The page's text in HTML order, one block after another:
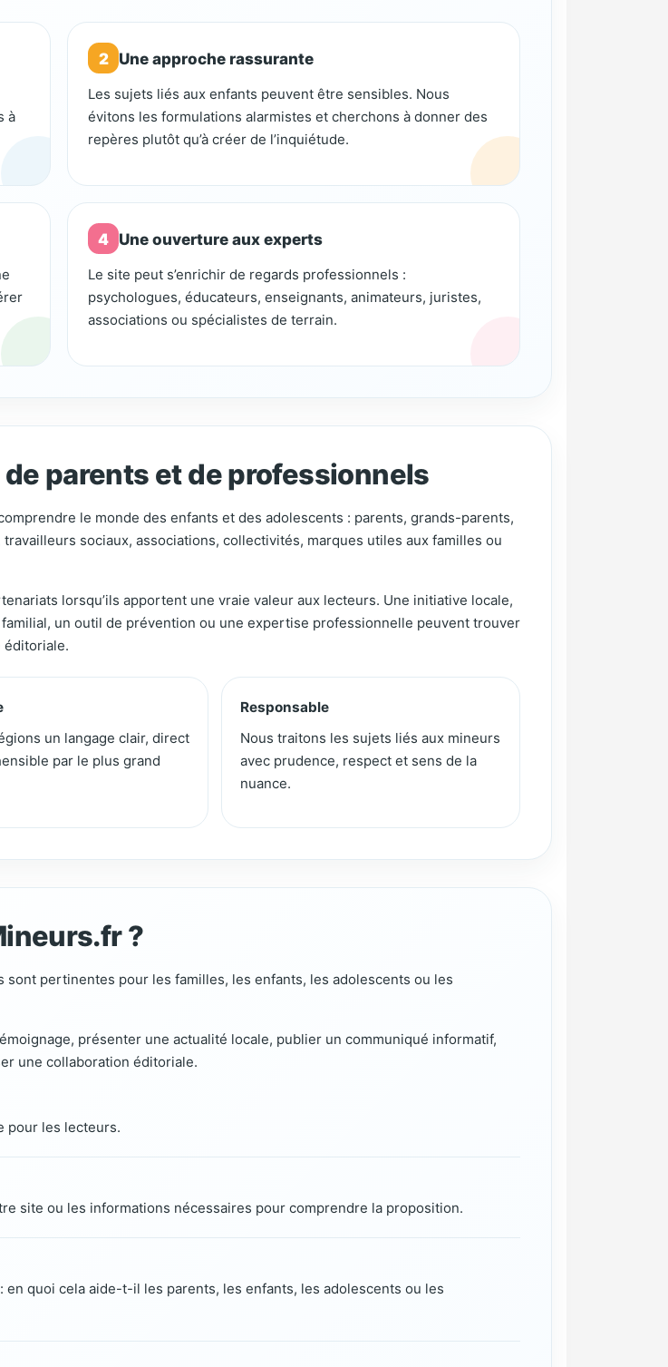
à
2 Une approche rassurante
Les sujets liés aux enfants peuvent être sensibles. Nous
évitons les formulations alarmistes et cherchons à donner des
repères plutôt qu’à créer de l’inquiétude.
4 Une ouverture aux experts
Le site peut s’enrichir de regards professionnels :
psychologues, éducateurs, enseignants, animateurs, juristes,
associations ou spécialistes de terrain.
parents et de professionnels
le monde des enfants et des adolescents : parents, grands-parents,
sociaux, associations, collectivités, marques utiles aux familles ou
lorsqu’ils apportent une vraie valeur aux lecteurs. Une initiative locale,
un outil de prévention ou une expertise professionnelle peuvent trouver
éditoriale.
un langage clair, direct
par le plus grand
Responsable
Nous traitons les sujets liés aux mineurs
avec prudence, respect et sens de la
nuance.
?
pertinentes pour les familles, les enfants, les adolescents ou les
présenter une actualité locale, publier un communiqué informatif,
une collaboration éditoriale.
pour les lecteurs.
site ou les informations nécessaires pour comprendre la proposition.
quoi cela aide-t-il les parents, les enfants, les adolescents ou les